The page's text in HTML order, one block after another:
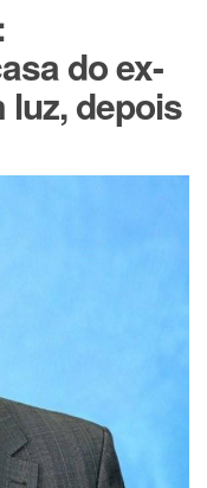
do ex-
depois